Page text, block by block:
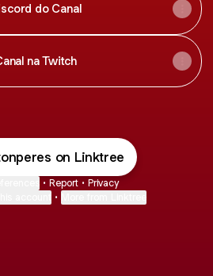
do Canal
na Twitch
on Linktree
• Report • Privacy
•